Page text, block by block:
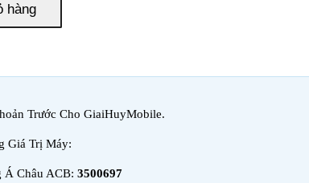
hàng
Trước Cho GiaiHuyMobile.
Giá Trị Máy:
Á Châu ACB: 3500697